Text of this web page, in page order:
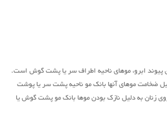
پیوند ابرو، موهای ناحیه اطراف سر یا پشت گوش است.
ضخامت موهای آنها بانک مو ناحیه پشت سر یا پوشت
زنان به دلیل نازک بودن موها بانک مو پشت گوش یا